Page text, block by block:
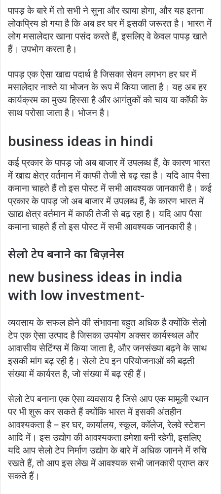
पापड़ के बारे में तो सभी ने सुना और खाया होगा, और यह इतना
लोकप्रिय हो गया है कि अब हर घर में इसकी जरूरत है। भारत में
लोग मसालेदार खाना पसंद करते हैं, इसलिए वे केवल पापड़ खाते
हैं। उपभोग करता है।
पापड़ एक ऐसा खाद्य पदार्थ है जिसका सेवन लगभग हर घर में
मसालेदार नाश्ते या भोजन के रूप में किया जाता है। यह अब हर
कार्यक्रम का मुख्य हिस्सा है और आगंतुकों को चाय या कॉफी के
साथ परोसा जाता है। भोजन है।
business ideas in hindi
कई प्रकार के पापड़ जो अब बाजार में उपलब्ध हैं, के कारण भारत
में खाद्य क्षेत्र वर्तमान में काफी तेजी से बढ़ रहा है। यदि आप पैसा
कमाना चाहते हैं तो इस पोस्ट में सभी आवश्यक जानकारी है। कई
प्रकार के पापड़ जो अब बाजार में उपलब्ध हैं, के कारण भारत में
खाद्य क्षेत्र वर्तमान में काफी तेजी से बढ़ रहा है। यदि आप पैसा
कमाना चाहते हैं तो इस पोस्ट में सभी आवश्यक जानकारी है।
सेलो टेप बनाने का बिज़नेस
new business ideas in india
with low investment-
व्यवसाय के सफल होने की संभावना बहुत अधिक है क्योंकि सेलो
टेप एक ऐसा उत्पाद है जिसका उपयोग अक्सर कार्यस्थल और
आवासीय सेटिंग्स में किया जाता है, और जनसंख्या बढ़ने के साथ
इसकी मांग बढ़ रही है। सेलो टेप इन परियोजनाओं की बढ़ती
संख्या में कार्यरत है, जो संख्या में बढ़ रही हैं।
सेलो टेप बनाना एक ऐसा व्यवसाय है जिसे आप एक मामूली स्थान
पर भी शुरू कर सकते हैं क्योंकि भारत में इसकी अंतहीन
आवश्यकता है – हर घर, कार्यालय, स्कूल, कॉलेज, रेलवे स्टेशन
आदि में। इस उद्योग की आवश्यकता हमेशा बनी रहेगी, इसलिए
यदि आप सेलो टेप निर्माण उद्योग के बारे में अधिक जानने में रुचि
रखते हैं, तो आप इस लेख में आवश्यक सभी जानकारी प्राप्त कर
सकते हैं।